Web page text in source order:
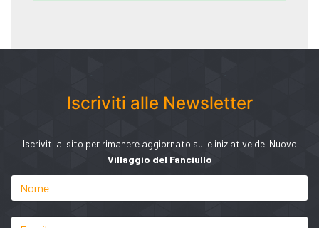
Iscriviti alle Newsletter
Iscriviti al sito per rimanere aggiornato sulle iniziative del Nuovo
Villaggio del Fanciullo